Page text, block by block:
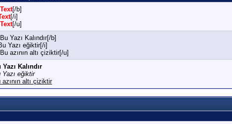
Text[/b]
[/i]
Text[/u]
Yazı Kalındır[/b]
Yazı eğiktir[/i]
azının altı çiziktir[/u]
Yazı Kalındır
Yazı eğiktir
azının altı çiziktir